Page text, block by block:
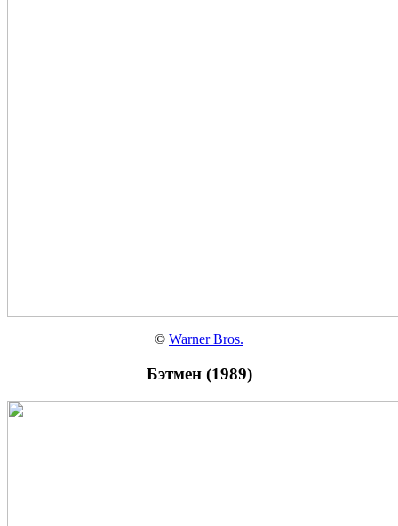
© Warner Bros.
Бэтмен (1989)